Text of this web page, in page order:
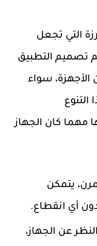
التي تجعل
2025 رائعاً. تم تصميم التطبيق
سواء
التنوع
مهما كان الجهاز
يتمكن
أي انقطاع.
عن الجهاز،